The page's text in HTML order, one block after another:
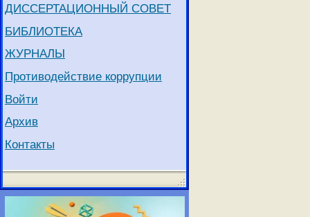
ДИССЕРТАЦИОННЫЙ СОВЕТ
БИБЛИОТЕКА
ЖУРНАЛЫ
Противодействие коррупции
Войти
Архив
Контакты